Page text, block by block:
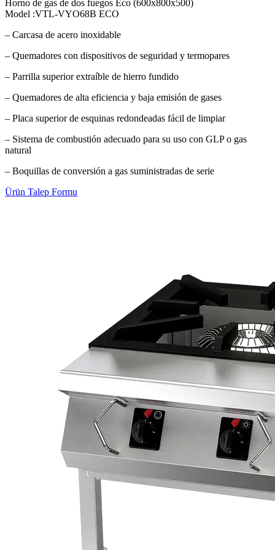
Horno de gas de dos fuegos Eco (600x800x500)
Model :VTL-VYO68B ECO
– Carcasa de acero inoxidable
– Quemadores con dispositivos de seguridad y termopares
– Parrilla superior extraíble de hierro fundido
– Quemadores de alta eficiencia y baja emisión de gases
– Placa superior de esquinas redondeadas fácil de limpiar
– Sistema de combustión adecuado para su uso con GLP o gas
natural
– Boquillas de conversión a gas suministradas de serie
Ürün Talep Formu